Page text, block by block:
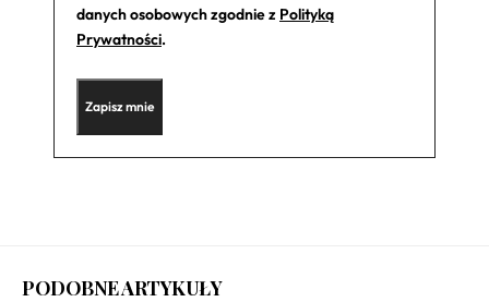
danych osobowych zgodnie z Polityką
Prywatności.
PODOBNE ARTYKUŁY